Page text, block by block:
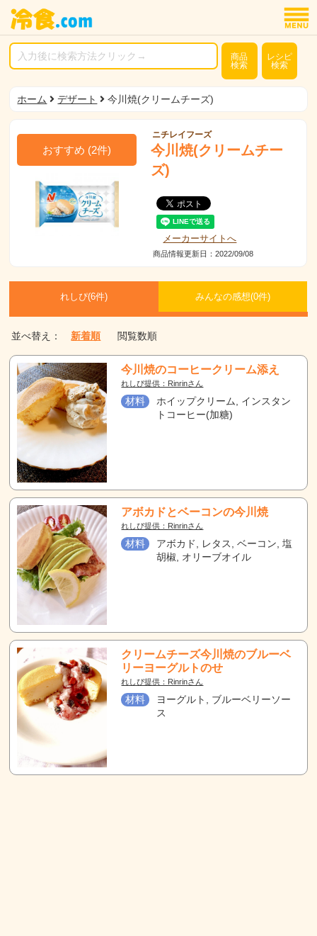
商品
検索
レシピ
検索
ホーム デザート 今川焼(クリームチーズ)
おすすめ (2件)
ニチレイフーズ
今川焼(クリームチー
ズ)
メーカーサイトへ
商品情報更新日：2022/09/08
れしぴ(6件) みんなの感想(0件)
並べ替え： 新着順 閲覧数順
今川焼のコーヒークリーム添え
れしぴ提供：Rinrinさん
材料
ホイップクリーム, インスタン
トコーヒー(加糖)
アボカドとベーコンの今川焼
れしぴ提供：Rinrinさん
材料
アボカド, レタス, ベーコン, 塩
胡椒, オリーブオイル
クリームチーズ今川焼のブルーベ
リーヨーグルトのせ
れしぴ提供：Rinrinさん
材料
ヨーグルト, ブルーベリーソー
ス